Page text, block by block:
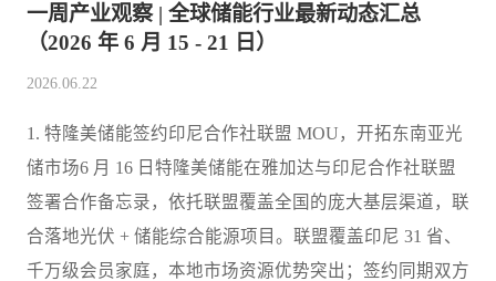
一周产业观察 | 全球储能行业最新动态汇总
（2026 年 6 月 15 - 21 日）
2026.06.22
1. 特隆美储能签约印尼合作社联盟 MOU，开拓东南亚光
储市场6 月 16 日特隆美储能在雅加达与印尼合作社联盟
签署合作备忘录，依托联盟覆盖全国的庞大基层渠道，联
合落地光伏 + 储能综合能源项目。联盟覆盖印尼 31 省、
千万级会员家庭，本地市场资源优势突出；签约同期双方